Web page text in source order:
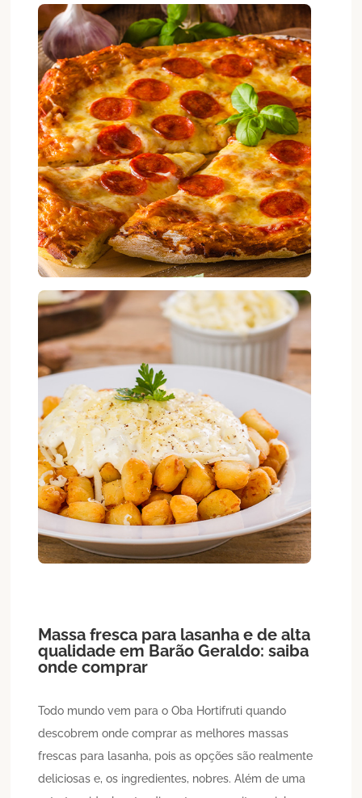
Massa fresca para lasanha e de alta
qualidade em Barão Geraldo: saiba
onde comprar
Todo mundo vem para o Oba Hortifruti quando
descobrem onde comprar as melhores massas
frescas para lasanha, pois as opções são realmente
deliciosas e, os ingredientes, nobres. Além de uma